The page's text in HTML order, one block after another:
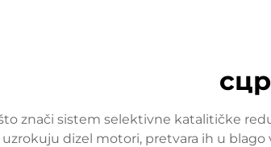
znači sistem selektivne katalitičke
dizel motori, pretvara ih u